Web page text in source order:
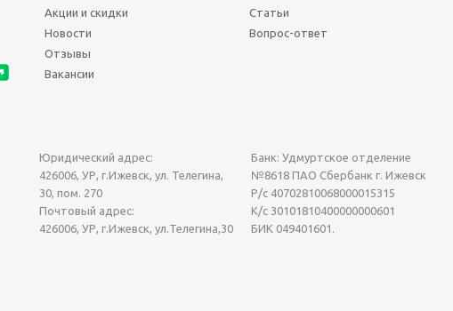
Юридический адрес:
426006, УР, г.Ижевск, ул. Телегина,
30, пом. 270
Почтовый адрес:
426006, УР, г.Ижевск, ул.Телегина,30
Банк: Удмуртское отделение
№8618 ПАО Сбербанк г. Ижевск
Р/с 40702810068000015315
К/с 30101810400000000601
БИК 049401601.
Акции и скидки
Новости
Отзывы
Вакансии
Статьи
Вопрос-ответ